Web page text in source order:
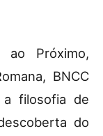
ao Próximo,
BNCC
a filosofia de
do